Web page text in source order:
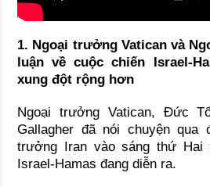
1. Ngoại trưởng Vatican và
luận về cuộc chiến Israel-
xung đột rộng hơn
Ngoại trưởng Vatican, Đức
Gallagher đã nói chuyện qua
trưởng Iran vào sáng thứ Hai
Israel-Hamas đang diễn ra.